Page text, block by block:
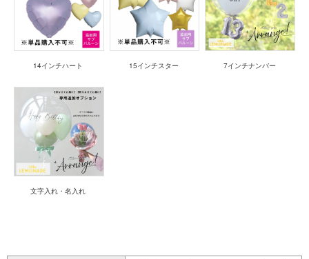
14インチハート 15インチスター 7インチナンバー
文字入れ・名入れ